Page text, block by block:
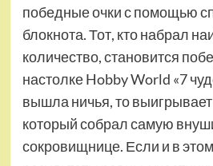
победные очки с помощью
блокнота. Тот, кто набрал
количество, становится
настолке Hobby World «7
вышла ничья, то выигрывает
который собрал самую
сокровищнице. Если и в